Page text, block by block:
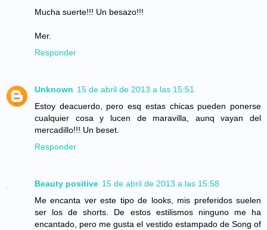
Mucha suerte!!! Un besazo!!!
Mer.
Responder
Unknown 15 de abril de 2013 a las 15:51
Estoy deacuerdo, pero esq estas chicas pueden ponerse
cualquier cosa y lucen de maravilla, aunq vayan del
mercadillo!!! Un beset.
Responder
Beauty positive 15 de abril de 2013 a las 15:58
Me encanta ver este tipo de looks, mis preferidos suelen
ser los de shorts. De estos estilismos ninguno me ha
encantado, pero me gusta el vestido estampado de Song of